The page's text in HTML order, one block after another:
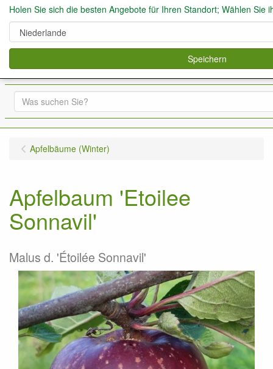
0
Apfelbäume (Winter)
Apfelbaum 'Etoilee
Sonnavil'
Malus d. 'Étoilée Sonnavil'
Holen Sie sich die besten Angebote für Ihren Standort; Wählen Sie
Speichern